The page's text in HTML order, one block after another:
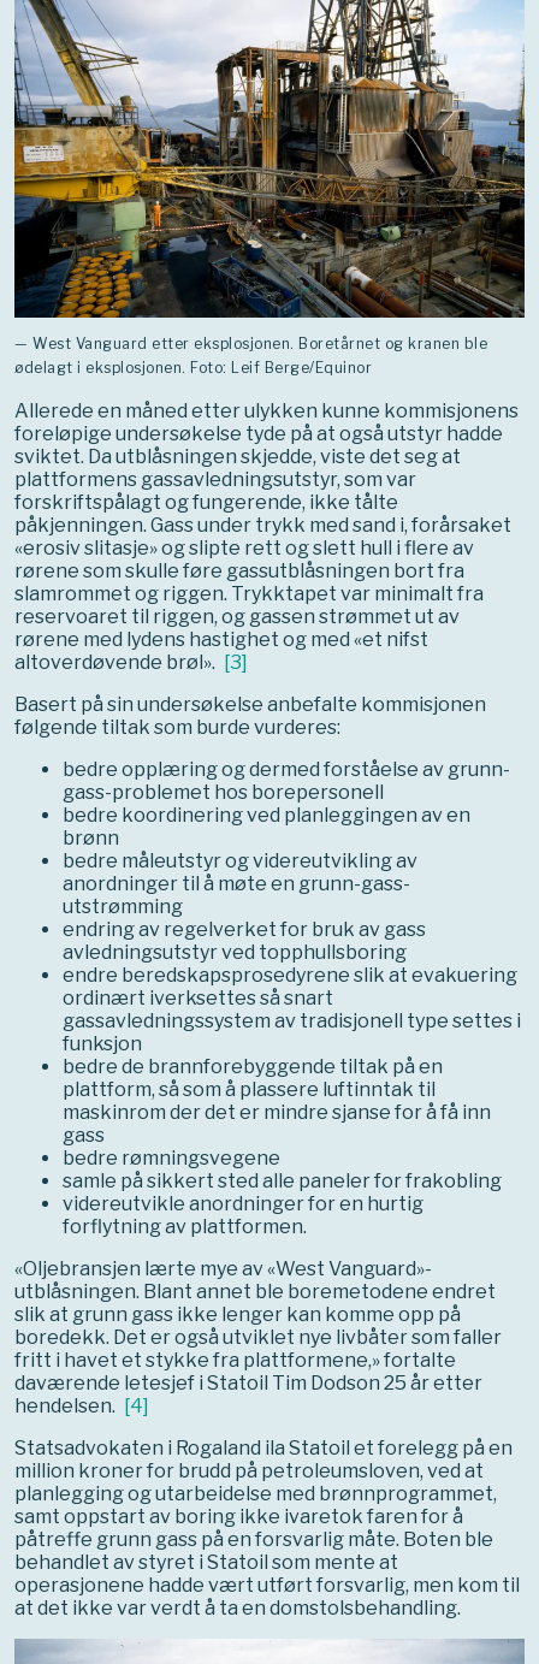
— West Vanguard etter eksplosjonen. Boretårnet og kranen ble
ødelagt i eksplosjonen. Foto: Leif Berge/Equinor
Allerede en måned etter ulykken kunne kommisjonens
foreløpige undersøkelse tyde på at også utstyr hadde
sviktet. Da utblåsningen skjedde, viste det seg at
plattformens gassavledningsutstyr, som var
forskriftspålagt og fungerende, ikke tålte
påkjenningen. Gass under trykk med sand i, forårsaket
«erosiv slitasje» og slipte rett og slett hull i flere av
rørene som skulle føre gassutblåsningen bort fra
slamrommet og riggen. Trykktapet var minimalt fra
reservoaret til riggen, og gassen strømmet ut av
rørene med lydens hastighet og med «et nifst
altoverdøvende brøl». [3]
Basert på sin undersøkelse anbefalte kommisjonen
følgende tiltak som burde vurderes:
bedre opplæring og dermed forståelse av grunn-
gass-problemet hos borepersonell
bedre koordinering ved planleggingen av en
brønn
bedre måleutstyr og videreutvikling av
anordninger til å møte en grunn-gass-
utstrømming
endring av regelverket for bruk av gass
avledningsutstyr ved topphullsboring
endre beredskapsprosedyrene slik at evakuering
ordinært iverksettes så snart
gassavledningssystem av tradisjonell type settes i
funksjon
bedre de brannforebyggende tiltak på en
plattform, så som å plassere luftinntak til
maskinrom der det er mindre sjanse for å få inn
gass
bedre rømningsvegene
samle på sikkert sted alle paneler for frakobling
videreutvikle anordninger for en hurtig
forflytning av plattformen.
«Oljebransjen lærte mye av «West Vanguard»-
utblåsningen. Blant annet ble boremetodene endret
slik at grunn gass ikke lenger kan komme opp på
boredekk. Det er også utviklet nye livbåter som faller
fritt i havet et stykke fra plattformene,» fortalte
daværende letesjef i Statoil Tim Dodson 25 år etter
hendelsen. [4]
Statsadvokaten i Rogaland ila Statoil et forelegg på en
million kroner for brudd på petroleumsloven, ved at
planlegging og utarbeidelse med brønnprogrammet,
samt oppstart av boring ikke ivaretok faren for å
påtreffe grunn gass på en forsvarlig måte. Boten ble
behandlet av styret i Statoil som mente at
operasjonene hadde vært utført forsvarlig, men kom til
at det ikke var verdt å ta en domstolsbehandling.